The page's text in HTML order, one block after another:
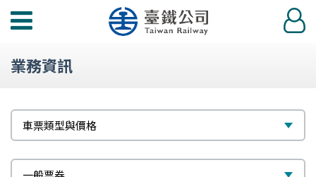
功
選
登
入
業務資訊
題
車票類型與價格